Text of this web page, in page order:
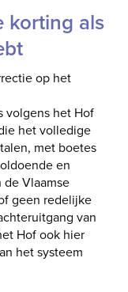
korting als
op het
volgens het Hof
het volledige
met boetes
en
Vlaamse
geen redelijke
van
Hof ook hier
het systeem